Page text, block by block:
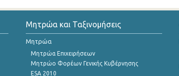
Μητρώα και Ταξινομήσεις
Μητρώα
Μητρώα Επιχειρήσεων
Μητρώο Φορέων Γενικής Κυβέρνησης
ESA 2010